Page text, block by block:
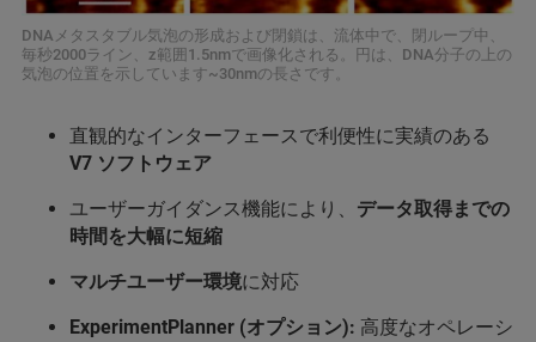
DNAメタスタブル気泡の形成および閉鎖は、流体中で、閉ループ中、
毎秒2000ライン、z範囲1.5nmで画像化される。円は、DNA分子の上の
気泡の位置を示しています~30nmの長さです。
直観的なインターフェースで利便性に実績のある
V7 ソフトウェア
ユーザーガイダンス機能により、 データ取得までの
時間を大幅に短縮
マルチユーザー環境に対応
ExperimentPlanner (オプション): 高度なオペレーシ